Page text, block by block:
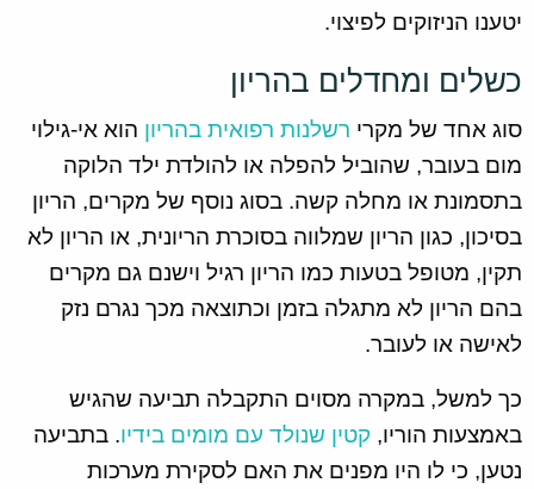
יטענו הניזוקים לפיצוי.
כשלים ומחדלים בהריון
סוג אחד של מקרי רשלנות רפואית בהריון הוא אי-גילוי
מום בעובר, שהוביל להפלה או להולדת ילד הלוקה
בתסמונת או מחלה קשה. בסוג נוסף של מקרים, הריון
בסיכון, כגון הריון שמלווה בסוכרת הריונית, או הריון לא
תקין, מטופל בטעות כמו הריון רגיל וישנם גם מקרים
בהם הריון לא מתגלה בזמן וכתוצאה מכך נגרם נזק
לאישה או לעובר.
כך למשל, במקרה מסוים התקבלה תביעה שהגיש
באמצעות הוריו, קטין שנולד עם מומים בידיו. בתביעה
נטען, כי לו היו מפנים את האם לסקירת מערכות